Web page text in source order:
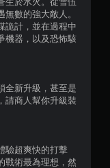
，
6
3
則
數的強大敵人。
詭計，並在過程中
機器，以及恐怖駭
全新升級，甚至是
請商人幫你升級裝
驗超爽快的打擊
戰術最為理想，然